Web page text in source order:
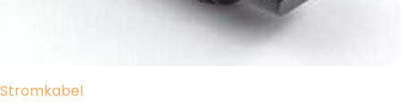
Stromkabel